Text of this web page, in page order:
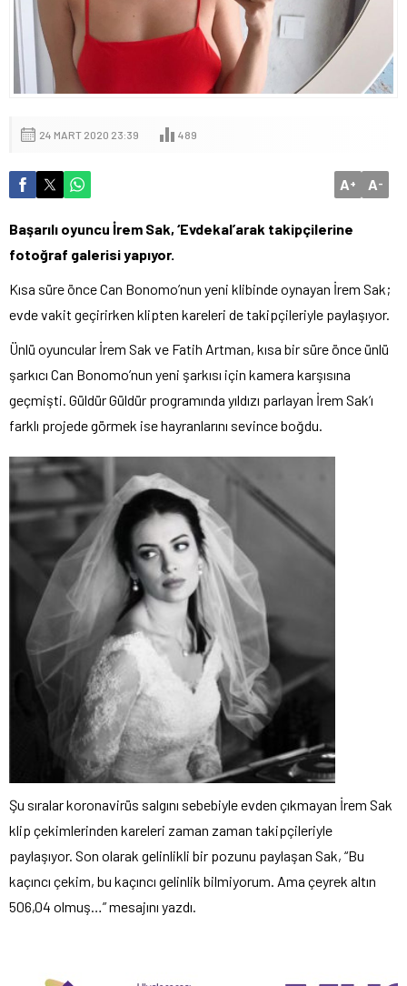
24 MART 2020 23:39 489
A+ A-
Başarılı oyuncu İrem Sak, ‘Evdekal’arak takipçilerine
fotoğraf galerisi yapıyor.
Kısa süre önce Can Bonomo’nun yeni klibinde oynayan İrem Sak;
evde vakit geçirirken klipten kareleri de takipçileriyle paylaşıyor.
Ünlü oyuncular İrem Sak ve Fatih Artman, kısa bir süre önce ünlü
şarkıcı Can Bonomo’nun yeni şarkısı için kamera karşısına
geçmişti. Güldür Güldür programında yıldızı parlayan İrem Sak’ı
farklı projede görmek ise hayranlarını sevince boğdu.
Şu sıralar koronavirüs salgını sebebiyle evden çıkmayan İrem Sak
klip çekimlerinden kareleri zaman zaman takipçileriyle
paylaşıyor. Son olarak gelinlikli bir pozunu paylaşan Sak, “Bu
kaçıncı çekim, bu kaçıncı gelinlik bilmiyorum. Ama çeyrek altın
506,04 olmuş…” mesajını yazdı.